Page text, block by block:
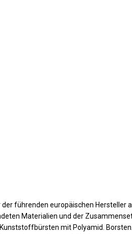
führenden europäischen Hersteller
Materialien und der
mit Polyamid.